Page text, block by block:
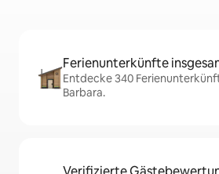
Ferienunterkünfte
Entdecke 340
Barbara.